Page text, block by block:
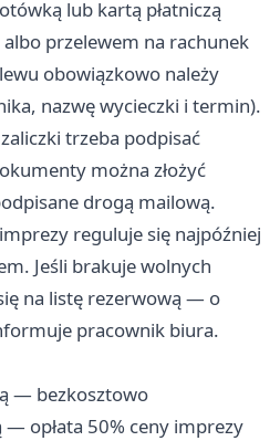
lub kartą płatniczą
przelewem na rachunek
obowiązkowo należy
nazwę wycieczki i termin).
trzeba podpisać
można złożyć
drogą mailową.
reguluje się najpóźniej
Jeśli brakuje wolnych
na listę rezerwową — o
pracownik biura.
— bezkosztowo
opłata 50% ceny imprezy